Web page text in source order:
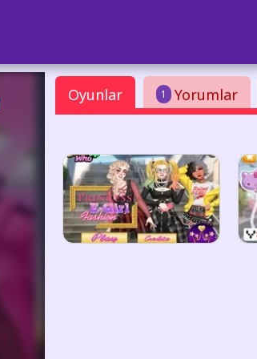
Oyunlar 1 Yorumlar